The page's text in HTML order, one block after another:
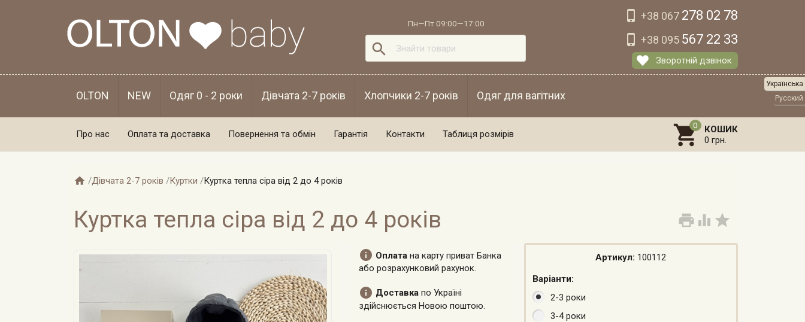
Пн—Пт 09:00—17:00

 +38 067 278 02 78
 +38 095 567 22 33
Зворотній дзвінок
OLTON NEW Одяг 0 - 2 роки Дівчата 2-7 років Хлопчики 2-7 років Одяг для вагітних
Про нас Оплата та доставка Повернення та обмін Гарантія Контакти Таблиця розмірів  КОШИК
0 грн.
 /Дівчата 2-7 років /Куртки /Куртка тепла сіра від 2 до 4 років
  
Куртка тепла сіра від 2 до 4 років
 Оплатана карту приват Банка
або розрахунковий рахунок.
 Доставкапо Україні
здійснюється Новою поштою.
Артикул: 100112
Варіанти:
2-3 роки
3-4 роки
Українська
Русский